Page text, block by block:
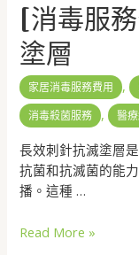
[消毒服
塗層
家居消毒服務費用 ,
消毒殺菌服務 , 醫
長效刺針抗滅塗層
抗菌和抗滅菌的能
播。這種 …
Read More »